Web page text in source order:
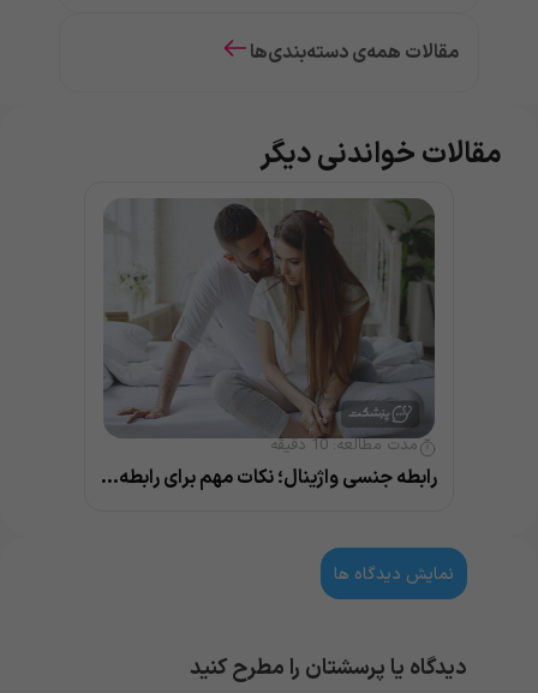
مقالات همه‌ی دسته‌بندی‌ها
مقالات خواندنی دیگر
مدت مطالعه:10 دقیقه
رابطه جنسی واژینال؛ نکات مهم برای رابطه ای سالم
نمایش دیدگاه ها
دیدگاه یا پرسشتان را مطرح کنید